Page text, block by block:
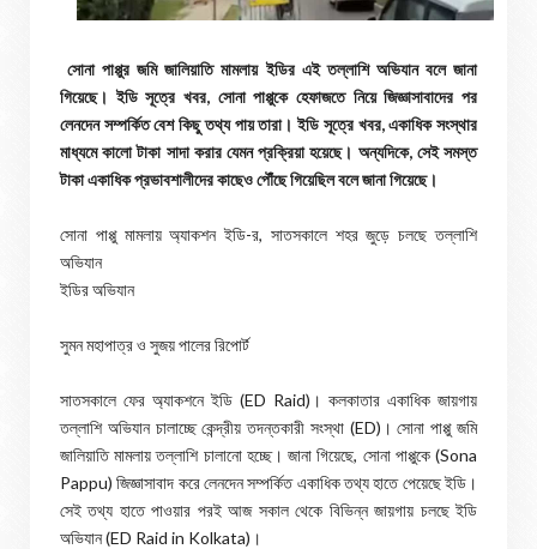
সোনা পাপ্পুর জমি জালিয়াতি মামলায় ইডির এই তল্লাশি অভিযান বলে জানা
গিয়েছে। ইডি সূত্রে খবর, সোনা পাপ্পুকে হেফাজতে নিয়ে জিজ্ঞাসাবাদের পর
লেনদেন সম্পর্কিত বেশ কিছু তথ্য পায় তারা। ইডি সূত্রে খবর, একাধিক সংস্থার
মাধ্যমে কালো টাকা সাদা করার যেমন প্রক্রিয়া হয়েছে। অন্যদিকে, সেই সমস্ত
টাকা একাধিক প্রভাবশালীদের কাছেও পৌঁছে গিয়েছিল বলে জানা গিয়েছে।
সোনা পাপ্পু মামলায় অ্যাকশন ইডি-র, সাতসকালে শহর জুড়ে চলছে তল্লাশি
অভিযান
ইডির অভিযান
সুমন মহাপাত্র ও সুজয় পালের রিপোর্ট
সাতসকালে ফের অ্যাকশনে ইডি (ED Raid)। কলকাতার একাধিক জায়গায়
তল্লাশি অভিযান চালাচ্ছে কেন্দ্রীয় তদন্তকারী সংস্থা (ED)। সোনা পাপ্পু জমি
জালিয়াতি মামলায় তল্লাশি চালানো হচ্ছে। জানা গিয়েছে, সোনা পাপ্পুকে (Sona
Pappu) জিজ্ঞাসাবাদ করে লেনদেন সম্পর্কিত একাধিক তথ্য হাতে পেয়েছে ইডি।
সেই তথ্য হাতে পাওয়ার পরই আজ সকাল থেকে বিভিন্ন জায়গায় চলছে ইডি
অভিযান (ED Raid in Kolkata)।